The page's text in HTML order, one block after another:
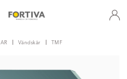
Vändskär TMF